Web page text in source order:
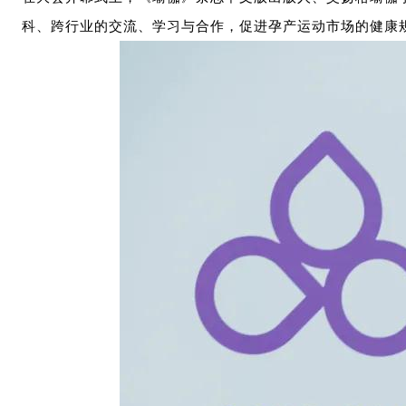
科、跨行业的交流、学习与合作，促进孕产运动市场的健